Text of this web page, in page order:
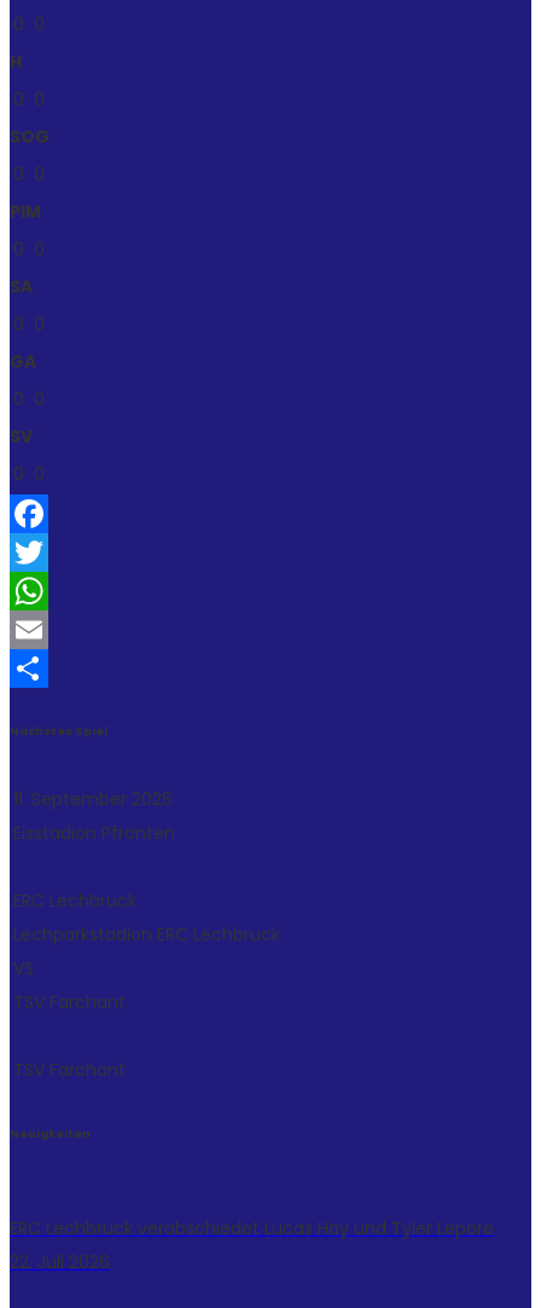
0 0
H
0 0
SOG
0 0
PIM
0 0
SA
0 0
GA
0 0
SV
0 0
Facebook
Twitter
WhatsApp
Email
Nächstes Spiel
11. September 2026
Eisstadion Pfronten
ERC Lechbruck
Lechparkstadion ERC Lechbruck
VS
TSV Farchant
TSV Farchant
Neuigkeiten
ERC Lechbruck verabschiedet Lucas Hay und Tyler Lepore
22. Juli 2026